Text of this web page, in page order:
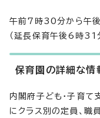
午前7時30分から午
（延長保育午後6時31
保育園の詳細な情
内閣府子ども・子育て
にクラス別の定員、職